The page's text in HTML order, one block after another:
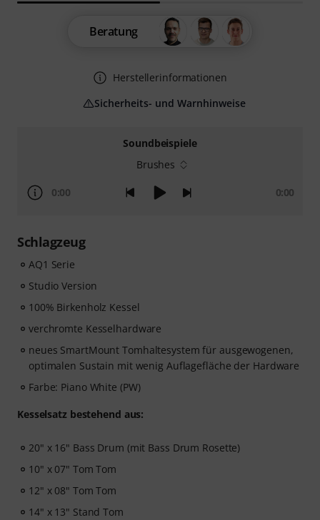
Soundbeispiele
Brushes
0:00 0:00
Schlagzeug
AQ1 Serie
Studio Version
100% Birkenholz Kessel
verchromte Kesselhardware
neues SmartMount Tomhaltesystem für ausgewogenen,
optimalen Sustain mit wenig Auflagefläche der Hardware
Farbe: Piano White (PW)
Kesselsatz bestehend aus:
20" x 16" Bass Drum (mit Bass Drum Rosette)
10" x 07" Tom Tom
12" x 08" Tom Tom
14" x 13" Stand Tom
Beratung
Herstellerinformationen
Sicherheits- und Warnhinweise